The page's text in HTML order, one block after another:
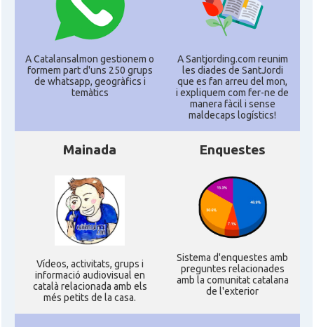
A Catalansalmon gestionem o
formem part d'uns 250 grups
de whatsapp, geogràfics i
temàtics
A Santjording.com reunim
les diades de SantJordi
que es fan arreu del mon,
i expliquem com fer-ne de
manera fàcil i sense
maldecaps logí­stics!
Mainada
Ví­deos, activitats, grups i
informació audiovisual en
català relacionada amb els
més petits de la casa.
Enquestes
Sistema d'enquestes amb
preguntes relacionades
amb la comunitat catalana
de l'exterior